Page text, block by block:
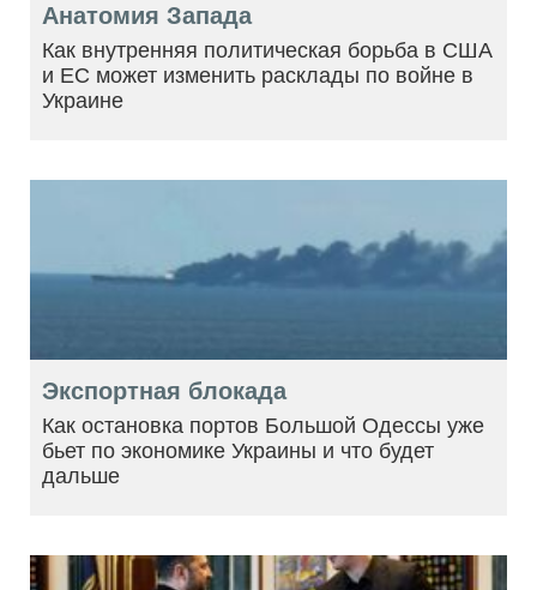
Анатомия Запада
Как внутренняя политическая борьба в США
и ЕС может изменить расклады по войне в
Украине
Экспортная блокада
Как остановка портов Большой Одессы уже
бьет по экономике Украины и что будет
дальше